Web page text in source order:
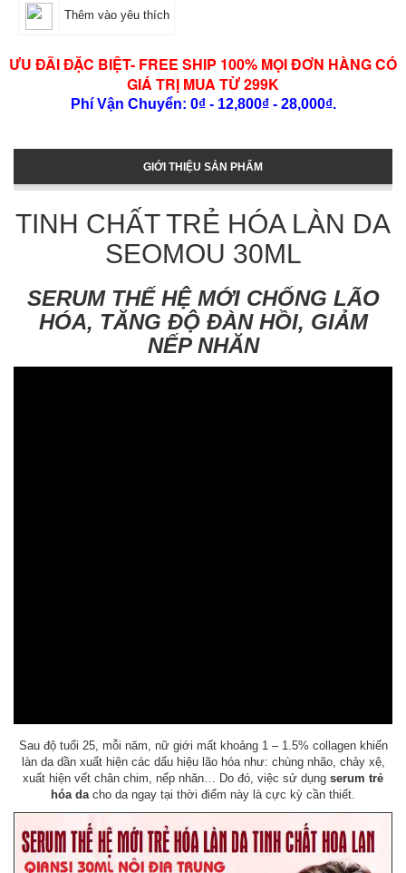
Thêm vào yêu thích
ƯU ĐÃI ĐẶC BIỆT- FREE SHIP 100% MỌI ĐƠN HÀNG CÓ
GIÁ TRỊ MUA TỪ 299K
Phí Vận Chuyển: 0₫ - 12,800₫ - 28,000₫.
GIỚI THIỆU SẢN PHẨM
TINH CHẤT TRẺ HÓA LÀN DA
SEOMOU 30ML
SERUM THẾ HỆ MỚI CHỐNG LÃO
HÓA, TĂNG ĐỘ ĐÀN HỒI, GIẢM
NẾP NHĂN
Sau độ tuổi 25, mỗi năm, nữ giới mất khoảng 1 – 1.5% collagen khiến
làn da dần xuất hiện các dấu hiệu lão hóa như: chùng nhão, chảy xệ,
xuất hiện vết chân chim, nếp nhăn… Do đó, việc sử dụng serum trẻ
hóa da cho da ngay tại thời điểm này là cực kỳ cần thiết.